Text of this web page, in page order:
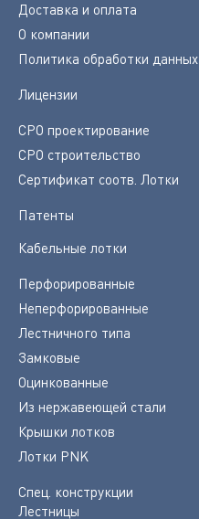
Доставка и оплата
О компании
Политика обработки данных
Лицензии
СРО проектирование
СРО строительство
Сертификат соотв. Лотки
Патенты
Кабельные лотки
Перфорированные
Неперфорированные
Лестничного типа
Замковые
Оцинкованные
Из нержавеющей стали
Крышки лотков
Лотки PNK
Спец. конструкции
Лестницы